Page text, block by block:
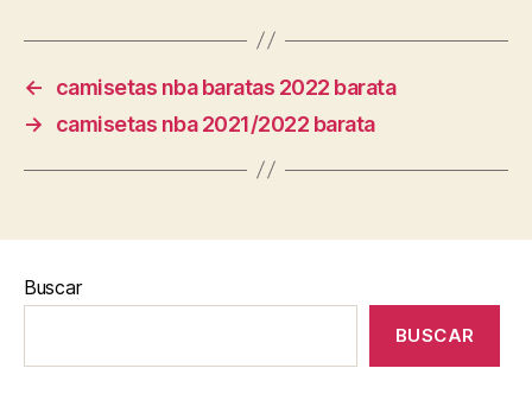
←
camisetas nba baratas 2022 barata
→
camisetas nba 2021/2022 barata
Buscar
BUSCAR